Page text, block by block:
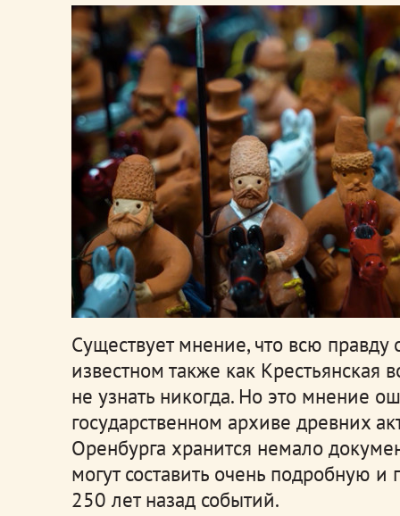
Существует мнение, что всю правду
известном также как Крестьянская
не узнать никогда. Но это мнение
государственном архиве древних
Оренбурга хранится немало
могут составить очень подробную
250 лет назад событий.